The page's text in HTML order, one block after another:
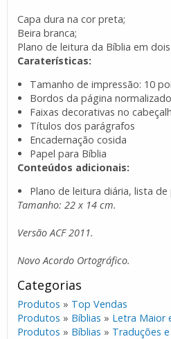
Capa dura na cor preta;
Beira branca;
Plano de leitura da Bíblia em
Caraterísticas:
Tamanho de impressão: 10
Bordos da página
Faixas decorativas no
Títulos dos parágrafos
Encadernação cosida
Papel para Bíblia
Conteúdos adicionais:
Plano de leitura diária, lista de
Tamanho: 22 x 14 cm.
Versão ACF 2011.
Novo Acordo Ortográfico.
Categorias
Produtos » Top Vendas
Produtos » Bíblias » Letra Maior
Produtos » Bíblias » Traduções